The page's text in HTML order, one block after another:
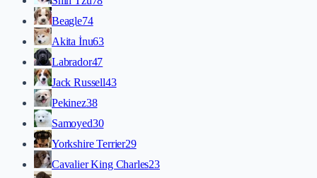
Beagle74
Akita İnu63
Labrador47
Jack Russell43
Pekinez38
Samoyed30
Yorkshire Terrier29
Cavalier King Charles23